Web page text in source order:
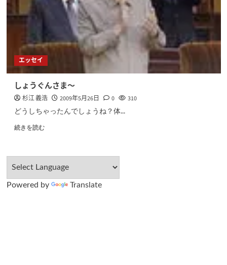
エッセイ
しょうぐんさま～
杉江 義浩 2009年5月26日 0 310
どうしちゃったんでしょうね？体...
続きを読む
Powered by Translate